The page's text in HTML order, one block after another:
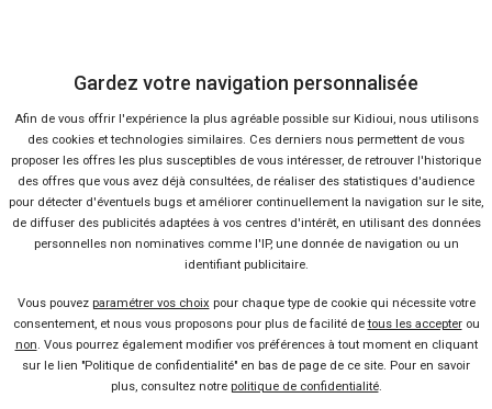
Conditions d'utilisation
Politique de confidentialité
Liens utiles
Voiture pas chère
Mandataire auto
Concessionnaire
Gardez votre navigation personnalisée
Afin de vous offrir l'expérience la plus agréable possible sur Kidioui, nous utilisons
des cookies et technologies similaires. Ces derniers nous permettent de vous
proposer les offres les plus susceptibles de vous intéresser, de retrouver l'historique
des offres que vous avez déjà consultées, de réaliser des statistiques d'audience
pour détecter d'éventuels bugs et améliorer continuellement la navigation sur le site,
de diffuser des publicités adaptées à vos centres d'intérêt, en utilisant des données
personnelles non nominatives comme l'IP, une donnée de navigation ou un
identifiant publicitaire.
Vous pouvez paramétrer vos choix pour chaque type de cookie qui nécessite votre
consentement, et nous vous proposons pour plus de facilité detous les accepterou
non. Vous pourrez également modifier vos préférences à tout moment en cliquant
sur le lien "Politique de confidentialité" en bas de page de ce site. Pour en savoir
plus, consultez notre politique de confidentialité.